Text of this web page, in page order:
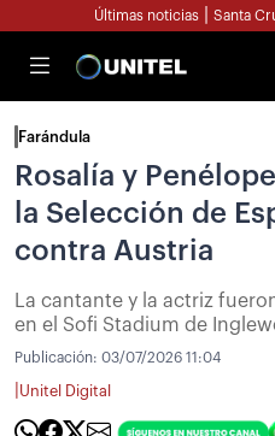
Últimas noticias Santa
Farándula
Rosalía y
la Selección de
contra Austria
La cantante y la actriz
en el Sofi Stadium de
Publicación: 03/07/2026 11:04
Unitel Digital